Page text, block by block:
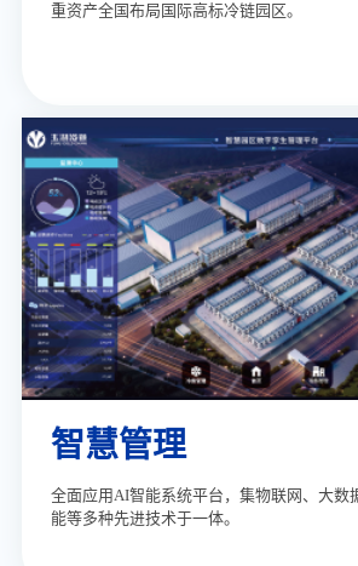
重资产全国布局国际高标冷链园区。
智慧管理
全面应用AI智能系统平台，集物联网、大数
能等多种先进技术于一体。